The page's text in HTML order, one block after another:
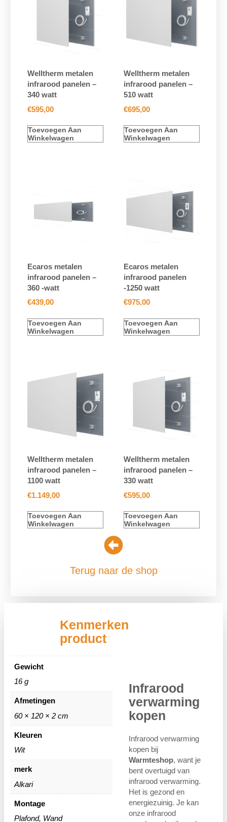
Welltherm metalen
infrarood panelen –
340 watt
€595,00
Toevoegen Aan
Winkelwagen
Welltherm metalen
infrarood panelen –
510 watt
€695,00
Toevoegen Aan
Winkelwagen
Ecaros metalen
infrarood panelen –
360 -watt
€439,00
Toevoegen Aan
Winkelwagen
Ecaros metalen
infrarood panelen
-1250 watt
€975,00
Toevoegen Aan
Winkelwagen
Welltherm metalen
infrarood panelen –
1100 watt
€1.149,00
Toevoegen Aan
Winkelwagen
Welltherm metalen
infrarood panelen –
330 watt
€595,00
Toevoegen Aan
Winkelwagen
Terug naar de shop
Kenmerken
product
Gewicht
16 g
Afmetingen
60 × 120 × 2 cm
Kleuren
Wit
merk
Alkari
Montage
Plafond, Wand
Infrarood
verwarming
kopen
Infrarood verwarming
kopen bij
Warmteshop, want je
bent overtuigd van
infrarood verwarming.
Het is gezond en
energiezuinig. Je kan
onze infrarood